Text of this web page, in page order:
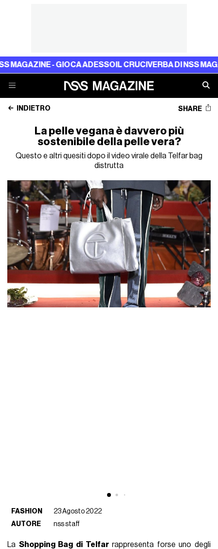
- GIOCA ADESSOIL CRUCIVERBA DI NSS MAGAZINE
INDIETRO SHARE
La pelle vegana è davvero più
sostenibile della pelle vera?
Questo e altri quesiti dopo il video virale della Telfar bag
distrutta
FASHION
23 Agosto 2022
AUTORE
nss staff
La Shopping Bag di Telfarrappresenta forse uno degli